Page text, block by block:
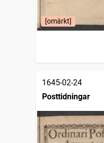
[omärkt]
1645-02-24
Posttidningar